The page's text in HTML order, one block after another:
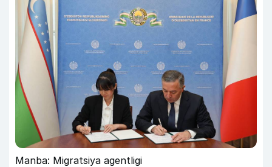
Manba: Migratsiya agentligi